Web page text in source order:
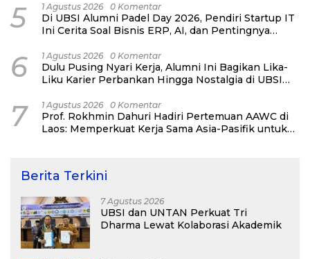
5 1 Agustus 2026 0 Komentar
Di UBSI Alumni Padel Day 2026, Pendiri Startup IT
Ini Cerita Soal Bisnis ERP, AI, dan Pentingnya
6 1 Agustus 2026 0 Komentar
Dulu Pusing Nyari Kerja, Alumni Ini Bagikan Lika-
Liku Karier Perbankan Hingga Nostalgia di UBSI
7 1 Agustus 2026 0 Komentar
Prof. Rokhmin Dahuri Hadiri Pertemuan AAWC di
Laos: Memperkuat Kerja Sama Asia-Pasifik untuk
Berita Terkini
7 Agustus 2026
UBSI dan UNTAN Perkuat Tri
Dharma Lewat Kolaborasi Akademik